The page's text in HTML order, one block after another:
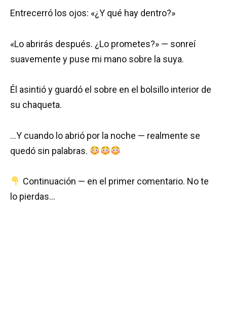
Entrecerró los ojos: «¿Y qué hay dentro?»
«Lo abrirás después. ¿Lo prometes?» — sonreí
suavemente y puse mi mano sobre la suya.
Él asintió y guardó el sobre en el bolsillo interior de
su chaqueta.
…Y cuando lo abrió por la noche — realmente se
quedó sin palabras.
Continuación — en el primer comentario. No te
lo pierdas…